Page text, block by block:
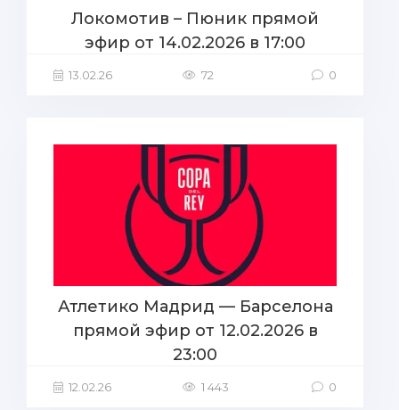
Локомотив – Пюник прямой
эфир от 14.02.2026 в 17:00
13.02.26 72 0
Атлетико Мадрид — Барселона
прямой эфир от 12.02.2026 в
23:00
12.02.26 1 443 0